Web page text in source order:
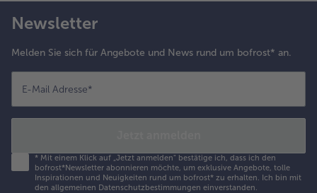
Newsletter
Melden Sie sich für Angebote und News rund um bofrost* an.
E-Mail Adresse*
* Mit einem Klick auf „Jetzt anmelden" bestätige ich, dass ich den
bofrost*Newsletter abonnieren möchte, um exklusive Angebote, tolle
Inspirationen und Neuigkeiten rund um bofrost* zu erhalten. Ich bin mit
den allgemeinen Datenschutzbestimmungen einverstanden.